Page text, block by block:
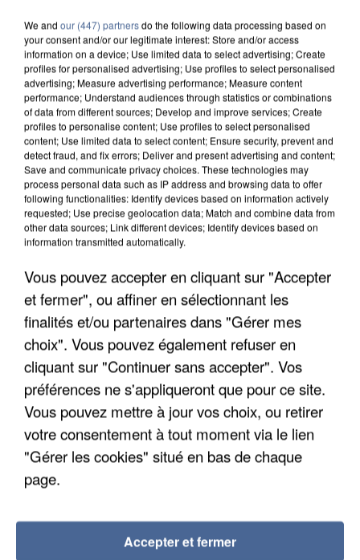
APRÈS TOUTES CES CANICULES, LES REFUGES
DE FAUNE SAUVAGE SONT...
We and our (447) partnersdo the following data processing based on
your consent and/or our legitimate interest: Store and/or access
information on a device; Use limited data to select advertising; Create
profiles for personalised advertising; Use profiles to select personalised
advertising; Measure advertising performance; Measure content
performance; Understand audiences through statistics or combinations
of data from different sources; Develop and improve services; Create
profiles to personalise content; Use profiles to select personalised
content; Use limited data to select content; Ensure security, prevent and
detect fraud, and fix errors; Deliver and present advertising and content;
Save and communicate privacy choices. These technologies may
process personal data such as IP address and browsing data to offer
following functionalities: Identify devices based on information actively
requested; Use precise geolocation data; Match and combine data from
other data sources; Link different devices; Identify devices based on
information transmitted automatically.
Vous pouvez accepter en cliquant sur "Accepter
et fermer", ou affiner en sélectionnant les
finalités et/ou partenaires dans "Gérer mes
choix". Vous pouvez également refuser en
cliquant sur "Continuer sans accepter". Vos
préférences ne s'appliqueront que pour ce site.
Vous pouvez mettre à jour vos choix, ou retirer
votre consentement à tout moment via le lien
"Gérer les cookies" situé en bas de chaque
page.
Accepter et fermer